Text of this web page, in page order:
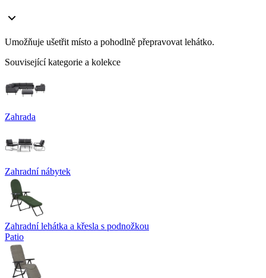
Umožňuje ušetřit místo a pohodlně přepravovat lehátko.
Související kategorie a kolekce
Zahrada
Zahradní nábytek
Zahradní lehátka a křesla s podnožkou
Patio